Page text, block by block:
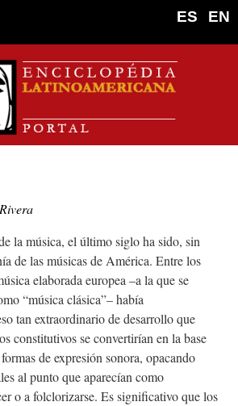
EN
ES
la música, el último siglo ha sido, sin
de las músicas de América. Entre los
elaborada europea –a la que se
“música clásica”– había
tan extraordinario de desarrollo que
constitutivos se convertirían en la base
de expresión sonora, opacando
al punto que aparecían como
o a folclorizarse. Es significativo que los